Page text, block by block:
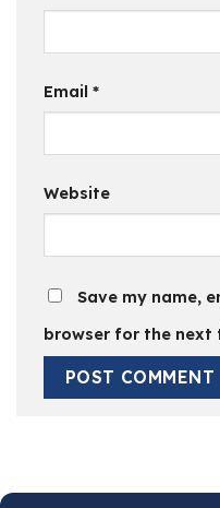
Email *
Website
Save my name,
browser for the next